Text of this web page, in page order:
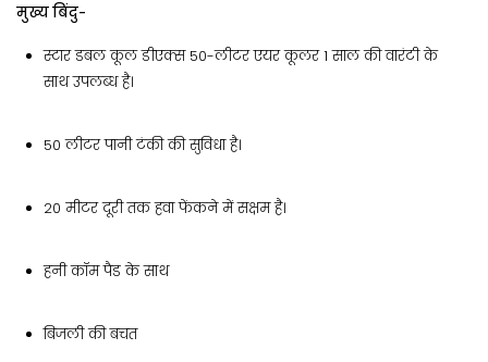
मुख्य बिंदु-
स्टार डबल कूल डीएक्स 50-लीटर एयर कूलर 1 साल की वारंटी के
साथ उपलब्ध है।
50 लीटर पानी टंकी की सुविधा है।
20 मीटर दूरी तक हवा फेंकने में सक्षम है।
हनी कॉम पैड के साथ
बिजली की बचत